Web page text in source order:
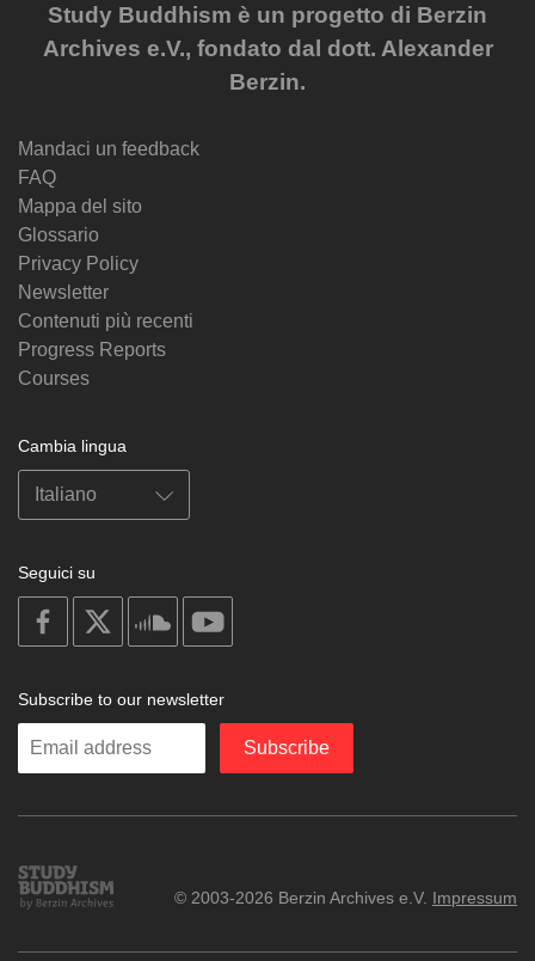
Study Buddhism è un progetto di Berzin
Archives e.V., fondato dal dott. Alexander
Berzin.
Mandaci un feedback
FAQ
Mappa del sito
Glossario
Privacy Policy
Newsletter
Contenuti più recenti
Progress Reports
Courses
Cambia lingua
Seguici su
on
facebook
soundcloud
Subscribe to our newsletter
Enter
Subscribe
Study
Buddhism
© 2003-2026 Berzin Archives e.V. Impressum